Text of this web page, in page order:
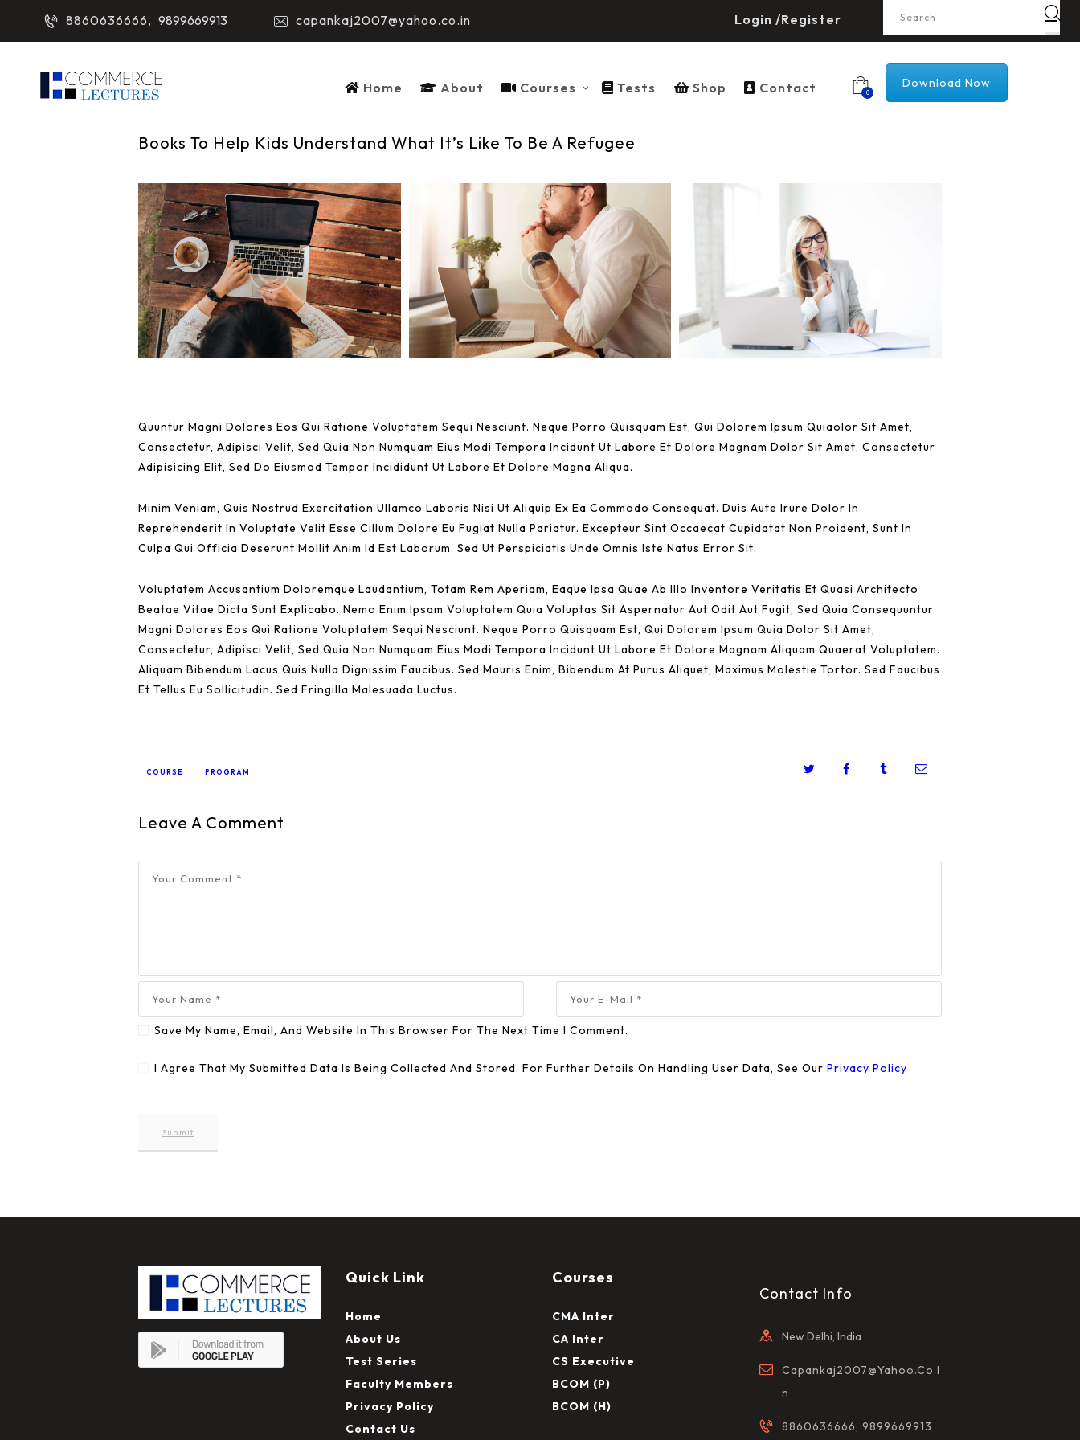
8860636666, 9899669913 capankaj2007@yahoo.co.in Login /Register
Home About Courses Tests Shop Contact 0
Download Now
HOME
COURSES
TESTS
SHOP
CONTACT
Books To Help Kids Understand What It’s Like To Be A Refugee
Quuntur Magni Dolores Eos Qui Ratione Voluptatem Sequi Nesciunt. Neque Porro Quisquam Est, Qui Dolorem Ipsum Quiaolor Sit Amet,
Consectetur, Adipisci Velit, Sed Quia Non Numquam Eius Modi Tempora Incidunt Ut Labore Et Dolore Magnam Dolor Sit Amet, Consectetur
Adipisicing Elit, Sed Do Eiusmod Tempor Incididunt Ut Labore Et Dolore Magna Aliqua.
Minim Veniam, Quis Nostrud Exercitation Ullamco Laboris Nisi Ut Aliquip Ex Ea Commodo Consequat. Duis Aute Irure Dolor In
Reprehenderit In Voluptate Velit Esse Cillum Dolore Eu Fugiat Nulla Pariatur. Excepteur Sint Occaecat Cupidatat Non Proident, Sunt In
Culpa Qui Officia Deserunt Mollit Anim Id Est Laborum. Sed Ut Perspiciatis Unde Omnis Iste Natus Error Sit.
Voluptatem Accusantium Doloremque Laudantium, Totam Rem Aperiam, Eaque Ipsa Quae Ab Illo Inventore Veritatis Et Quasi Architecto
Beatae Vitae Dicta Sunt Explicabo. Nemo Enim Ipsam Voluptatem Quia Voluptas Sit Aspernatur Aut Odit Aut Fugit, Sed Quia Consequuntur
Magni Dolores Eos Qui Ratione Voluptatem Sequi Nesciunt. Neque Porro Quisquam Est, Qui Dolorem Ipsum Quia Dolor Sit Amet,
Consectetur, Adipisci Velit, Sed Quia Non Numquam Eius Modi Tempora Incidunt Ut Labore Et Dolore Magnam Aliquam Quaerat Voluptatem.
Aliquam Bibendum Lacus Quis Nulla Dignissim Faucibus. Sed Mauris Enim, Bibendum At Purus Aliquet, Maximus Molestie Tortor. Sed Faucibus
Et Tellus Eu Sollicitudin. Sed Fringilla Malesuada Luctus.
COURSE PROGRAM
Leave A Comment
Save My Name, Email, And Website In This Browser For The Next Time I Comment.
I Agree That My Submitted Data Is Being Collected And Stored. For Further Details On Handling User Data, See Our Privacy Policy
Quick Link
Home
About Us
Test Series
Faculty Members
Privacy Policy
Contact Us
Courses
CMA Inter
CA Inter
CS Executive
BCOM (P)
BCOM (H)
Contact Info
New Delhi, India
Capankaj2007@yahoo.co.i
N
8860636666; 9899669913